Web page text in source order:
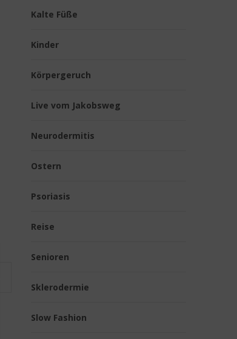
Kalte Füße
Kinder
Körpergeruch
Live vom Jakobsweg
Neurodermitis
Ostern
Psoriasis
Reise
Senioren
Sklerodermie
Slow Fashion